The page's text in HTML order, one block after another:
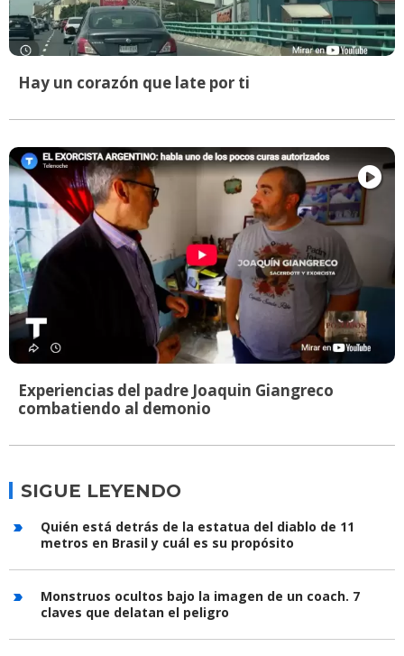
Hay un corazón que late por ti
Experiencias del padre Joaquin Giangreco
combatiendo al demonio
SIGUE LEYENDO
Quién está detrás de la estatua del diablo de 11
metros en Brasil y cuál es su propósito
Monstruos ocultos bajo la imagen de un coach. 7
claves que delatan el peligro